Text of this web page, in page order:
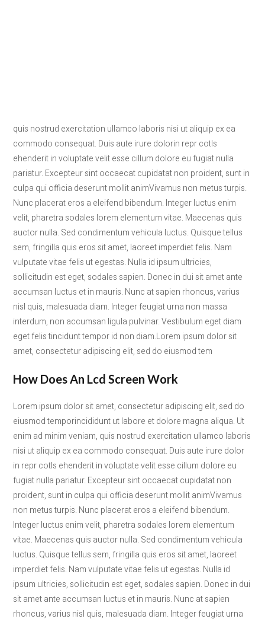
quis nostrud exercitation ullamco laboris nisi ut aliquip ex ea
commodo consequat. Duis aute irure dolorin repr cotls
ehenderit in voluptate velit esse cillum dolore eu fugiat nulla
pariatur. Excepteur sint occaecat cupidatat non proident, sunt in
culpa qui officia deserunt mollit animVivamus non metus turpis.
Nunc placerat eros a eleifend bibendum. Integer luctus enim
velit, pharetra sodales lorem elementum vitae. Maecenas quis
auctor nulla. Sed condimentum vehicula luctus. Quisque tellus
sem, fringilla quis eros sit amet, laoreet imperdiet felis. Nam
vulputate vitae felis ut egestas. Nulla id ipsum ultricies,
sollicitudin est eget, sodales sapien. Donec in dui sit amet ante
accumsan luctus et in mauris. Nunc at sapien rhoncus, varius
nisl quis, malesuada diam. Integer feugiat urna non massa
interdum, non accumsan ligula pulvinar. Vestibulum eget diam
eget felis tincidunt tempor id non diam.Lorem ipsum dolor sit
amet, consectetur adipiscing elit, sed do eiusmod tem
How Does An Lcd Screen Work
Lorem ipsum dolor sit amet, consectetur adipiscing elit, sed do
eiusmod temporincididunt ut labore et dolore magna aliqua. Ut
enim ad minim veniam, quis nostrud exercitation ullamco laboris
nisi ut aliquip ex ea commodo consequat. Duis aute irure dolor
in repr cotls ehenderit in voluptate velit esse cillum dolore eu
fugiat nulla pariatur. Excepteur sint occaecat cupidatat non
proident, sunt in culpa qui officia deserunt mollit animVivamus
non metus turpis. Nunc placerat eros a eleifend bibendum.
Integer luctus enim velit, pharetra sodales lorem elementum
vitae. Maecenas quis auctor nulla. Sed condimentum vehicula
luctus. Quisque tellus sem, fringilla quis eros sit amet, laoreet
imperdiet felis. Nam vulputate vitae felis ut egestas. Nulla id
ipsum ultricies, sollicitudin est eget, sodales sapien. Donec in dui
sit amet ante accumsan luctus et in mauris. Nunc at sapien
rhoncus, varius nisl quis, malesuada diam. Integer feugiat urna